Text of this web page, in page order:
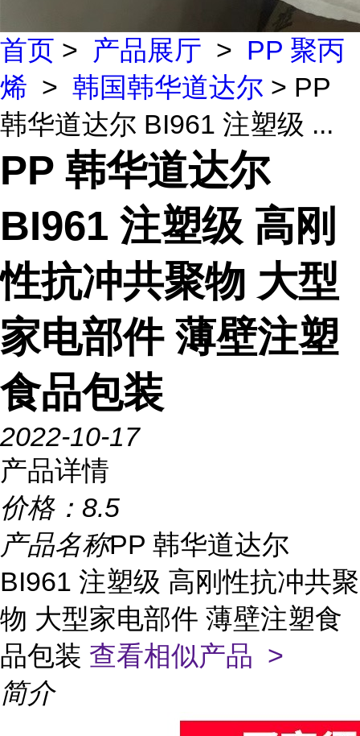
首页 > 产品展厅 > PP 聚丙
烯 > 韩国韩华道达尔 > PP
韩华道达尔 BI961 注塑级 ...
PP 韩华道达尔
BI961 注塑级 高刚
性抗冲共聚物 大型
家电部件 薄壁注塑
食品包装
2022-10-17
产品详情
价格： 8.5
产品名称PP 韩华道达尔
BI961 注塑级 高刚性抗冲共聚
物 大型家电部件 薄壁注塑食
品包装 查看相似产品 >
简介